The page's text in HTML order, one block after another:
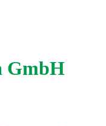
GmbH